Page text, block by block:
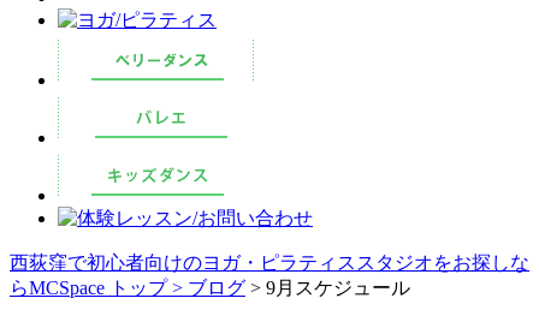
西荻窪で初心者向けのヨガ・ピラティススタジオをお探しな
らMCSpace トップ > ブログ > 9月スケジュール